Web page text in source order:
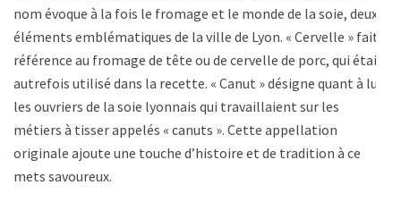
nom évoque à la fois le fromage et le monde de la soie, deux
éléments emblématiques de la ville de Lyon. « Cervelle » fait
référence au fromage de tête ou de cervelle de porc, qui était
autrefois utilisé dans la recette. « Canut » désigne quant à lui
les ouvriers de la soie lyonnais qui travaillaient sur les
métiers à tisser appelés « canuts ». Cette appellation
originale ajoute une touche d’histoire et de tradition à ce
mets savoureux.